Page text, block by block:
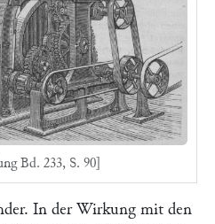
Bd. 233, S. 90]
In der Wirkung mit den